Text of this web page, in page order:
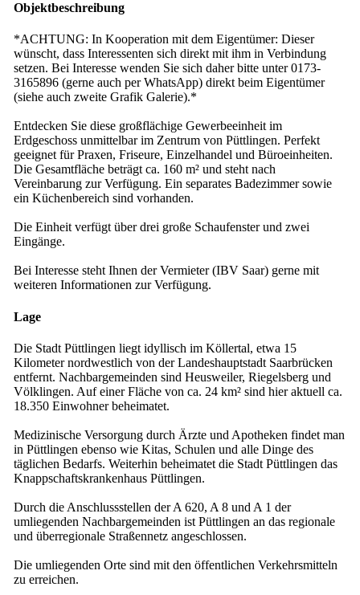
Objektbeschreibung
*ACHTUNG: In Kooperation mit dem Eigentümer: Dieser
wünscht, dass Interessenten sich direkt mit ihm in Verbindung
setzen. Bei Interesse wenden Sie sich daher bitte unter 0173-
3165896 (gerne auch per WhatsApp) direkt beim Eigentümer
(siehe auch zweite Grafik Galerie).*
Entdecken Sie diese großflächige Gewerbeeinheit im
Erdgeschoss unmittelbar im Zentrum von Püttlingen. Perfekt
geeignet für Praxen, Friseure, Einzelhandel und Büroeinheiten.
Die Gesamtfläche beträgt ca. 160 m² und steht nach
Vereinbarung zur Verfügung. Ein separates Badezimmer sowie
ein Küchenbereich sind vorhanden.
Die Einheit verfügt über drei große Schaufenster und zwei
Eingänge.
Bei Interesse steht Ihnen der Vermieter (IBV Saar) gerne mit
weiteren Informationen zur Verfügung.
Lage
Die Stadt Püttlingen liegt idyllisch im Köllertal, etwa 15
Kilometer nordwestlich von der Landeshauptstadt Saarbrücken
entfernt. Nachbargemeinden sind Heusweiler, Riegelsberg und
Völklingen. Auf einer Fläche von ca. 24 km² sind hier aktuell ca.
18.350 Einwohner beheimatet.
Medizinische Versorgung durch Ärzte und Apotheken findet man
in Püttlingen ebenso wie Kitas, Schulen und alle Dinge des
täglichen Bedarfs. Weiterhin beheimatet die Stadt Püttlingen das
Knappschaftskrankenhaus Püttlingen.
Durch die Anschlussstellen der A 620, A 8 und A 1 der
umliegenden Nachbargemeinden ist Püttlingen an das regionale
und überregionale Straßennetz angeschlossen.
Die umliegenden Orte sind mit den öffentlichen Verkehrsmitteln
zu erreichen.